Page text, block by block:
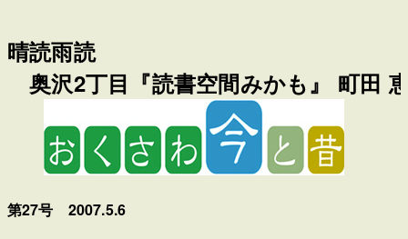
晴読雨読
奥沢2丁目『読書空間みかも』 町田
第27号 2007.5.6